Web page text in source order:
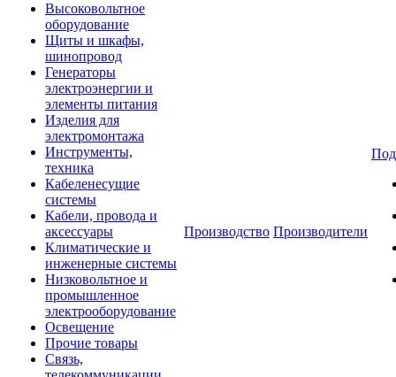
Высоковольтное
оборудование
Щиты и шкафы,
шинопровод
Генераторы
электроэнергии и
элементы питания
Изделия для
электромонтажа
Инструменты,
техника
Кабеленесущие
системы
Кабели, провода и
аксессуары
Климатические и
инженерные системы
Низковольтное и
промышленное
электрооборудование
Освещение
Прочие товары
Связь,
Производство Производители